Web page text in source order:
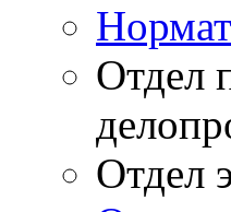
Отдел
Отдел